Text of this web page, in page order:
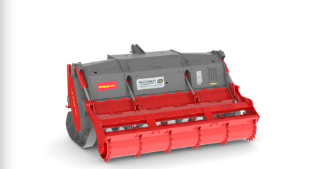
РАБОЧАЯ ШИРИНА
0 - 350 cm